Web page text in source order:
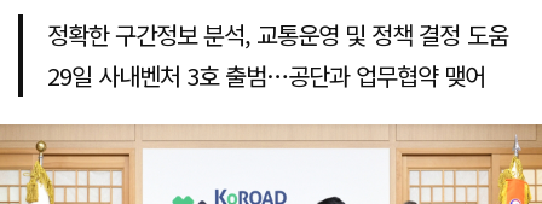
정확한 구간정보 분석, 교통운영 및 정책 결정 도움
29일 사내벤처 3호 출범…공단과 업무협약 맺어